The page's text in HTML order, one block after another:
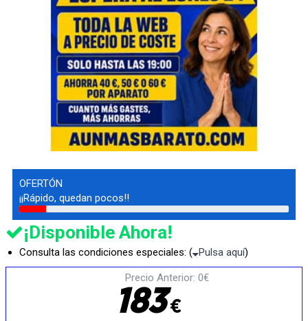
OFERTÓN
¡¡Rápido, quedan pocos!!
¡Disponible Ahora!
Consulta las condiciones especiales: ( Pulsa aquí)
Precio Anterior: 0€
183€